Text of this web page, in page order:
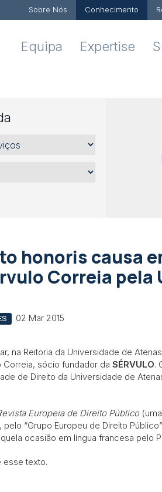
Sobre Nós Conhecimento
Equipa Expertise
honoris causa
Correia pela
02 Mar 2015
na Reitoria da Universidade de
sócio fundador da SÉRVULO.
de Direito da Universidade de
Europeia de Direito Público(uma
pelo “Grupo Europeu de Direito
ocasião em língua francesa pelo
esse texto.